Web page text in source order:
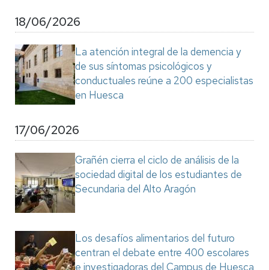
18/06/2026
La atención integral de la demencia y
de sus síntomas psicológicos y
conductuales reúne a 200 especialistas
en Huesca
17/06/2026
Grañén cierra el ciclo de análisis de la
sociedad digital de los estudiantes de
Secundaria del Alto Aragón
Los desafíos alimentarios del futuro
centran el debate entre 400 escolares
e investigadoras del Campus de Huesca